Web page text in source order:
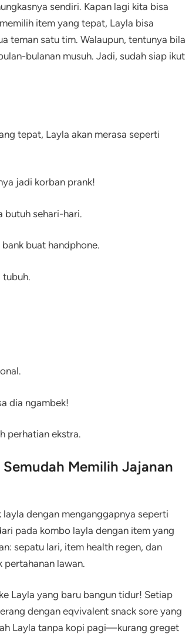
sendiri. Kapan lagi kita bisa
item yang tepat, Layla bisa
teman satu tim. Walaupun, tentunya bila
bulanan musuh. Jadi, sudah siap ikut
tepat, Layla akan merasa seperti
jadi korban prank!
butuh sehari-hari.
buat handphone.
tubuh.
dia ngambek!
perhatian ekstra.
Memilih Jajanan
dengan menganggapnya seperti
pada kombo layla dengan item yang
sepatu lari, item health regen, dan
lawan.
Layla yang baru bangun tidur! Setiap
dengan eqvivalent snack sore yang
Layla tanpa kopi pagi—kurang greget